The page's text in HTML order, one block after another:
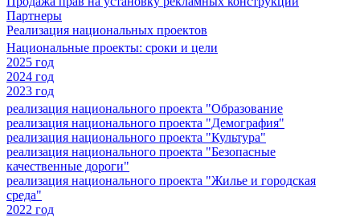
Партнеры
Реализация национальных проектов
Национальные проекты: сроки и цели
2025 год
2024 год
2023 год
реализация национального проекта "Образование
реализация национального проекта "Демография"
реализация национального проекта "Культура"
реализация национального проекта "Безопасные
качественные дороги"
реализация национального проекта "Жилье и городская
среда"
2022 год